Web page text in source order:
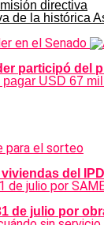
de la histórica
participó del
USD 67
del
de julio por